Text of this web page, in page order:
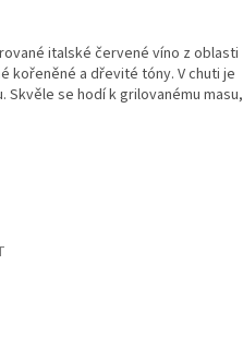
italské červené víno z oblasti
kořeněné a dřevité tóny. V chuti je
se hodí k grilovanému masu,